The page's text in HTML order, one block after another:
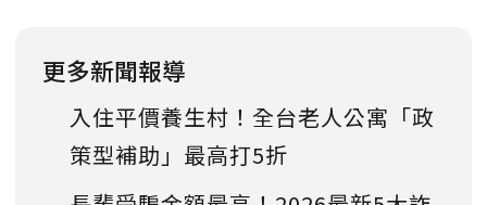
更多新聞報導
入住平價養生村！全台老人公寓「政
策型補助」最高打5折